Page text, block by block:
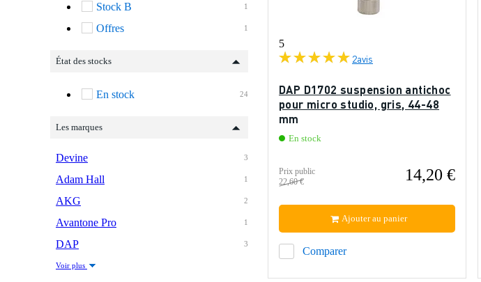
1
Stock B
1
Offres
État des stocks
24
En stock
Les marques
3
Devine
1
Adam Hall
2
AKG
1
Avantone Pro
3
DAP
Voir plus
5
2avis
DAP D1702 suspension antichoc
pour micro studio, gris, 44-48
mm
En stock
Prix public
22,60 €
14,20 €
Comparer
Ajouter au panier